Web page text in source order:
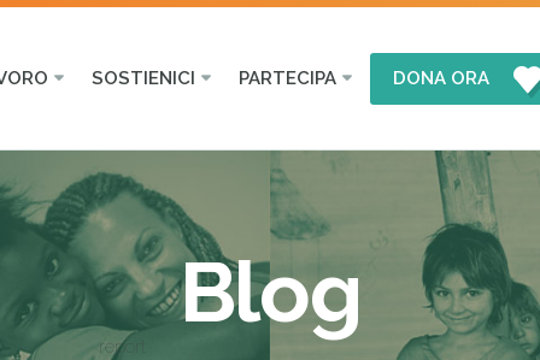
SOSTIENICI PARTECIPA DONA ORA
Blog
report